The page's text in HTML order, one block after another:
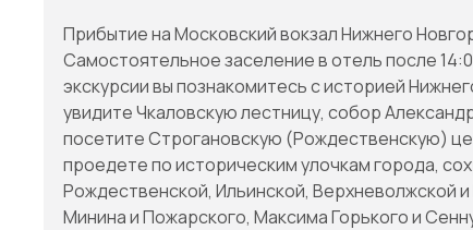
Прибытие на Московский вокзал Нижнего
Самостоятельное заселение в отель после
экскурсии вы познакомитесь с историей
увидите Чкаловскую лестницу, собор
посетите Строгановскую (Рождественскую)
проедете по историческим улочкам города,
Рождественской, Ильинской,
Минина и Пожарского, Максима Горького и